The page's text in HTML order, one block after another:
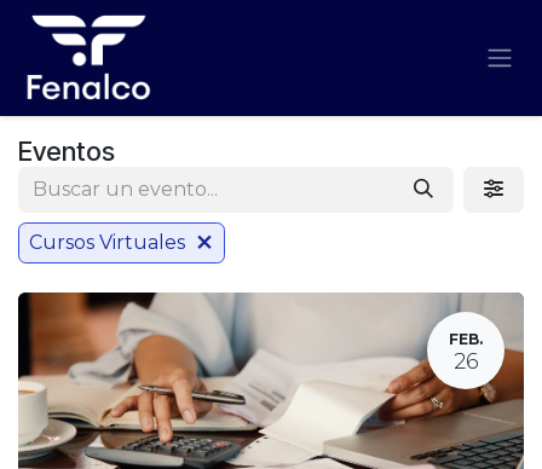
Ir al contenido
Eventos
Cursos Virtuales
FEB.
26